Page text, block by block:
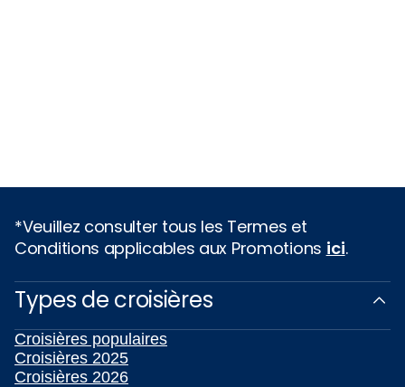
*Veuillez consulter tous les Termes et
Conditions applicables aux Promotions ici.
Types de croisières
Croisières populaires
Croisières 2025
Croisières 2026